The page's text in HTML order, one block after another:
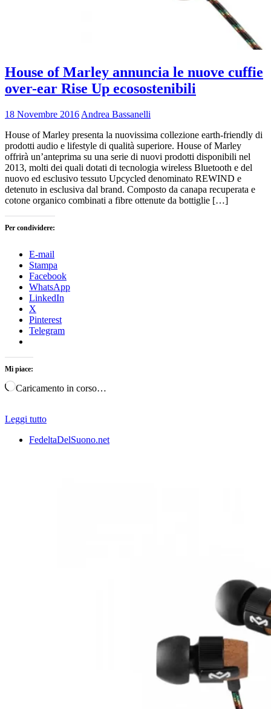
House of Marley annuncia le nuove cuffie
over-ear Rise Up ecosostenibili
18 Novembre 2016 Andrea Bassanelli
House of Marley presenta la nuovissima collezione earth-friendly di
prodotti audio e lifestyle di qualità superiore. House of Marley
offrirà un’anteprima su una serie di nuovi prodotti disponibili nel
2013, molti dei quali dotati di tecnologia wireless Bluetooth e del
nuovo ed esclusivo tessuto Upcycled denominato REWIND e
detenuto in esclusiva dal brand. Composto da canapa recuperata e
cotone organico combinati a fibre ottenute da bottiglie […]
Per condividere:
E-mail
Stampa
Facebook
WhatsApp
LinkedIn
X
Pinterest
Telegram
Mi piace:
Caricamento in corso…
Leggi tutto
FedeltaDelSuono.net